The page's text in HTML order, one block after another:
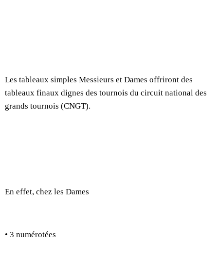
Les tableaux simples Messieurs et Dames offriront des
tableaux finaux dignes des tournois du circuit national des
grands tournois (CNGT).
En effet, chez les Dames
• 3 numérotées